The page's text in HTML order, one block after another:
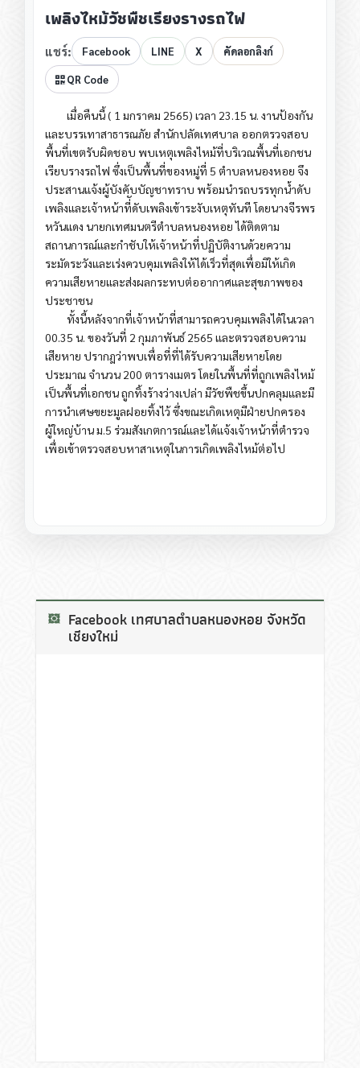
เพลิงไหม้วัชพืชเรียงรางรถไฟ
แชร์: Facebook LINE X คัดลอกลิงก์
QR Code
เมื่อคืนนี้ ( 1 มกราคม 2565) เวลา 23.15 น. งานป้องกัน
และบรรเทาสาธารณภัย สำนักปลัดเทศบาล ออกตรวจสอบ
พื้นที่เขตรับผิดชอบ พบเหตุเพลิงไหม้ที่บริเวณพื้นที่เอกชน
เรียบรางรถไฟ ซึ่งเป็นพื้นที่ของหมู่ที่ 5 ตำบลหนองหอย จึง
ประสานแจ้งผู้บังคับบัญชาทราบ พร้อมนำรถบรรทุกน้ำดับ
เพลิงและเจ้าหน้าที่ัดับเพลิงเข้าระงับเหตุทันที โดยนางจีรพร
หวันแดง นายกเทศมนตรีตำบลหนองหอย ได้ติดตาม
สถานการณ์และกำชับให้เจ้าหน้าที่ปฏิบัติงานด้วยความ
ระมัดระวังและเร่งควบคุมเพลิงให้ได้เร็วที่สุดเพื่อมิให้เกิด
ความเสียหายและส่งผลกระทบต่ออากาศและสุขภาพของ
ประชาชน
ทั้งนี้หลังจากที่เจ้าหน้าที่สามารถควบคุมเพลิงได้ในเวลา
00.35 น. ของวันที่ 2 กุมภาพันธ์ 2565 และตรวจสอบความ
เสียหาย ปรากฎว่าพบเพื่อที่ที่ได้รับความเสียหายโดย
ประมาณ จำนวน 200 ตารางเมตร โดยในพื้นที่ที่ถูกเพลิงไหม้
เป็นพื้นที่เอกชน ถูกทิ้งร้างว่างเปล่า มีวัชพืชขึ้นปกคลุมและมี
การนำเศษขยะมูลฝอยทิ้งไว้ ซึ่งขณะเกิดเหตุมีฝ่ายปกครอง
ผู้ใหญ่บ้าน ม.5 ร่วมสังเกตการณ์และได้แจ้งเจ้าหน้าที่ตำรวจ
เพื่อเข้าตรวจสอบหาสาเหตุในการเกิดเพลิงไหม้ต่อไป
Facebook เทศบาลตำบลหนองหอย จังหวัด
เชียงใหม่